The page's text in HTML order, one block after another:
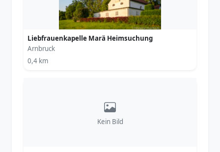
Liebfrauenkapelle Marä Heimsuchung
Arnbruck
0,4 km
Kein Bild